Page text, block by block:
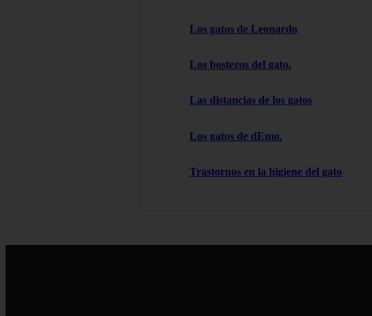
Los gatos de Leonardo
Los bostezos del gato.
Las distancias de los gatos
Los gatos de dEmo.
Trastornos en la higiene del gato